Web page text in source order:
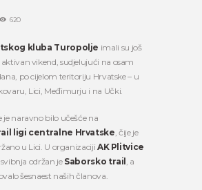
620
kluba Turopolje imali su još
vikend, sudjelujući na osam
po cijelom teritoriju Hrvatske – u
Lici, Međimurju i na Učki.
je naravno bilo učešće na
ligi centralne Hrvatske , čije je
u Lici. U organizaciji AK Plitvice
održan je Saborsko trail , a
šesnaest naših članova.